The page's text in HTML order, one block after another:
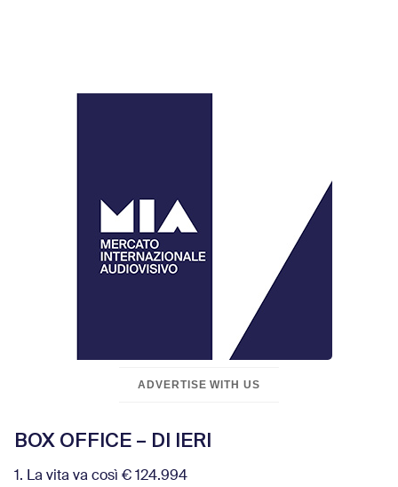
ADVERTISE WITH US
BOX OFFICE – DI IERI
1. La vita va così € 124.994